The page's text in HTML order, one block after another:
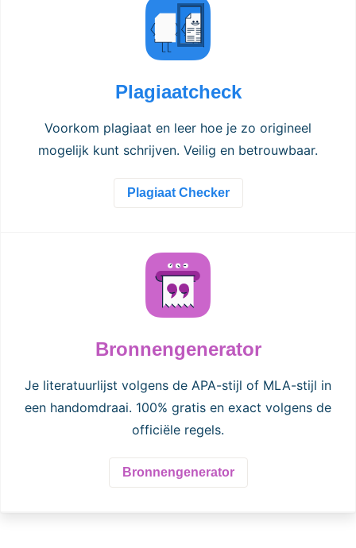
Plagiaatcheck
Voorkom plagiaat en leer hoe je zo origineel
mogelijk kunt schrijven. Veilig en betrouwbaar.
Plagiaat Checker
Bronnengenerator
Je literatuurlijst volgens de APA-stijl of MLA-stijl in
een handomdraai. 100% gratis en exact volgens de
officiële regels.
Bronnengenerator